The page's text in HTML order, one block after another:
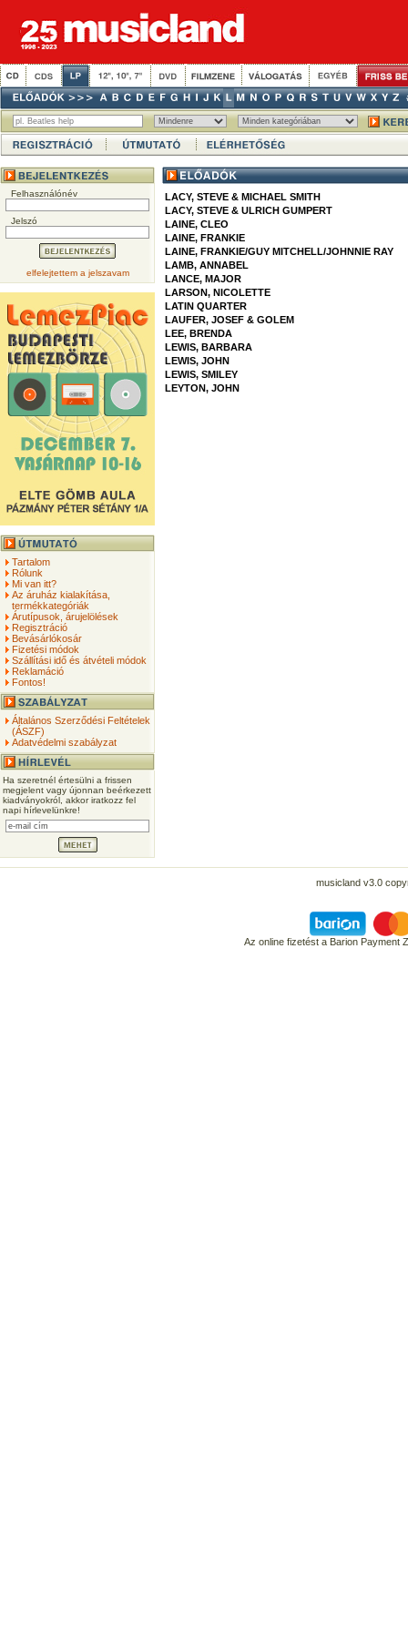
Felhasználónév
Jelszó
elfelejtettem a jelszavam
Tartalom
Rólunk
Mi van itt?
Az áruház kialakítása,
termékkategóriák
Árutípusok, árujelölések
Regisztráció
Bevásárlókosár
Fizetési módok
Szállítási idő és átvételi módok
Reklamáció
Fontos!
Általános Szerződési Feltételek
(ÁSZF)
Adatvédelmi szabályzat
Ha szeretnél értesülni a frissen
megjelent vagy újonnan beérkezett
kiadványokról, akkor iratkozz fel
napi hírlevelünkre!
LACY, STEVE & MICHAEL SMITH
LACY, STEVE & ULRICH GUMPERT
LAINE, CLEO
LAINE, FRANKIE
LAINE, FRANKIE/GUY MITCHELL/JOHNNIE RAY
LAMB, ANNABEL
LANCE, MAJOR
LARSON, NICOLETTE
LATIN QUARTER
LAUFER, JOSEF & GOLEM
LEE, BRENDA
LEWIS, BARBARA
LEWIS, JOHN
LEWIS, SMILEY
LEYTON, JOHN
musicland v3.0
Az online fizetést a Barion Payment